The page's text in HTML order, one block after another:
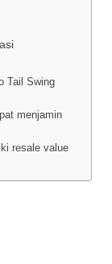
Tail Swing
menjamin
resale value